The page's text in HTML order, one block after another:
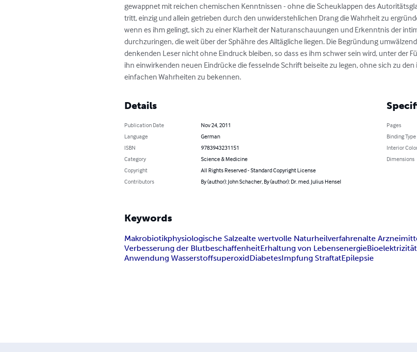
gewappnet mit reichen chemischen Kenntnissen - ohne die Scheuklappen des
tritt, einzig und allein getrieben durch den unwiderstehlichen Drang die Wahrheit zu
wenn es ihm gelingt, sich zu einer Klarheit der Naturanschauungen und Erkenntnis der
durchzuringen, die weit über der Sphähre des Alltägliche liegen. Die Begründung
denkenden Leser nicht ohne Eindruck bleiben, so dass es ihm schwer sein wird, unter der
ihn einwirkenden neuen Eindrücke die fesselnde Schrift beiseite zu legen, ohne sich zu
einfachen Wahrheiten zu bekennen.
Details
Publication Date
Nov 24, 2011
Language
German
ISBN
9783943231151
Category
Science & Medicine
Copyright
All Rights Reserved - Standard Copyright License
Contributors
By (author): John Schacher, By (author): Dr. med. Julius Hensel
Pages
Binding Type
Interior
Dimensions
Keywords
Makrobiotikphysiologische Salzealte wertvolle Naturheilverfahrenalte
Verbesserung der BlutbeschaffenheitErhaltung von LebensenergieBioelektrizität
Anwendung WasserstoffsuperoxidDiabetesImpfung StraftatEpilepsie